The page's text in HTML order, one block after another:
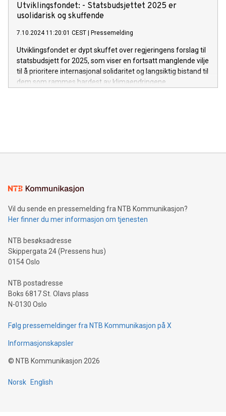
Utviklingsfondet: - Statsbudsjettet 2025 er
usolidarisk og skuffende
7.10.2024 11:20:01 CEST | Pressemelding
Utviklingsfondet er dypt skuffet over regjeringens forslag til
statsbudsjett for 2025, som viser en fortsatt manglende vilje
til å prioritere internasjonal solidaritet og langsiktig bistand til
dem som rammes hardest av klimaendringene.
Vil du sende en pressemelding fra NTB Kommunikasjon?
Her finner du mer informasjon om tjenesten
NTB besøksadresse
Skippergata 24 (Pressens hus)
0154 Oslo
NTB postadresse
Boks 6817 St. Olavs plass
N-0130 Oslo
Følg pressemeldinger fra NTB Kommunikasjon på X
Informasjonskapsler
© NTB Kommunikasjon 2026
Norsk English